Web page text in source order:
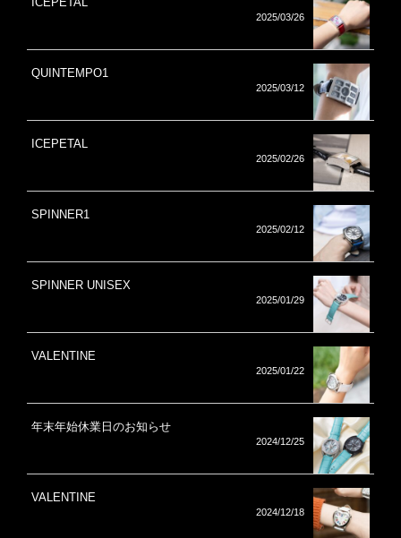
2025/03/26
QUINTEMPO1
2025/03/12
ICEPETAL
2025/02/26
SPINNER1
2025/02/12
SPINNER UNISEX
2025/01/29
VALENTINE
2025/01/22
年末年始休業日のお知らせ
2024/12/25
VALENTINE
2024/12/18